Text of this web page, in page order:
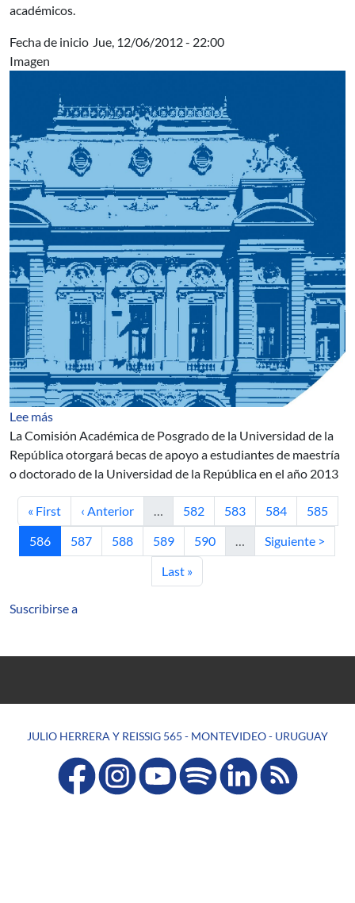
académicos.
Fecha de inicio Jue, 12/06/2012 - 22:00
Imagen
Lee mássobre Becas de Apoyo a Posgrados
La Comisión Académica de Posgrado de la Universidad de la
República otorgará becas de apoyo a estudiantes de maestría
o doctorado de la Universidad de la República en el año 2013
Primera página
« First Página anterior
‹ Anterior … Página
582 Página
583 Página
584 Página
585
Página actual
586 Página
587 Página
588 Página
589 Página
590 … Siguiente página
Siguiente >
Última página
Last »
Suscribirse a
JULIO HERRERA Y REISSIG 565 - MONTEVIDEO - URUGUAY